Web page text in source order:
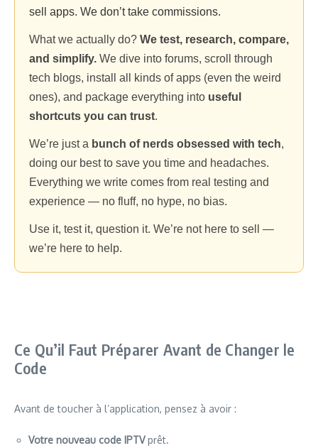
sell apps. We don’t take commissions.
What we actually do? We test, research, compare,
and simplify. We dive into forums, scroll through
tech blogs, install all kinds of apps (even the weird
ones), and package everything into useful
shortcuts you can trust.
We’re just a bunch of nerds obsessed with tech,
doing our best to save you time and headaches.
Everything we write comes from real testing and
experience — no fluff, no hype, no bias.
Use it, test it, question it. We’re not here to sell —
we’re here to help.
Ce Qu’il Faut Préparer Avant de Changer le
Code
Avant de toucher à l’application, pensez à avoir :
Votre nouveau code IPTVprêt.